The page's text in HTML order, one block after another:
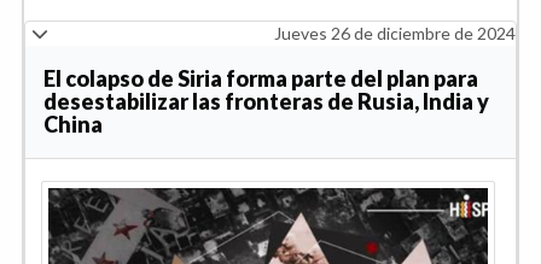
Jueves 26 de diciembre de 2024
El colapso de Siria forma parte del plan para
desestabilizar las fronteras de Rusia, India y
China